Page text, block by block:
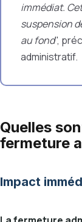
immédiat.
suspension
au fond",
administratif.
Quelles
fermeture
Impact